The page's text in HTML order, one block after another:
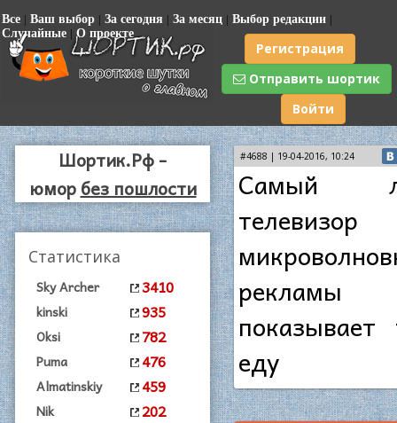
Все | Ваш выбор | За сегодня | За месяц | Выбор редакции |
Случайные | О проекте
Регистрация
Отправить шортик
Войти
Шортик.Рф -
юморбез пошлости
Статистика
Sky Archer 3410
kinski 935
Oksi 782
Puma 476
Almatinskiy 459
Nik 202
#4688 | 19-04-2016, 10:24
Самый
показывает
еду